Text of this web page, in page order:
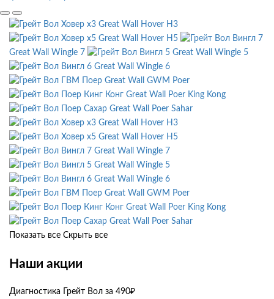
Great Wall Hover H3
Great Wall Hover H5
Great Wall Wingle 7
Great Wall Wingle 5
Great Wall Wingle 6
Great Wall GWM Poer
Great Wall Poer King Kong
Great Wall Poer Sahar
Great Wall Hover H3
Great Wall Hover H5
Great Wall Wingle 7
Great Wall Wingle 5
Great Wall Wingle 6
Great Wall GWM Poer
Great Wall Poer King Kong
Great Wall Poer Sahar
Показать все Скрыть все
Наши акции
Диагностика Грейт Вол за 490₽